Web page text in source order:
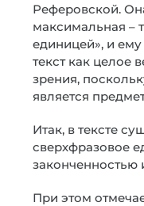
Реферовской.
максимальная –
единицей», и
текст как целое
зрения,
является
Итак, в тексте
сверхфразовое
законченностью
При этом